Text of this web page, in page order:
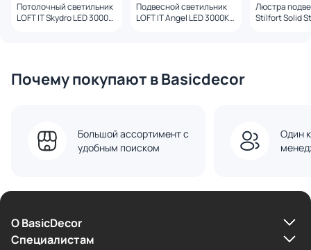
Потолочный светильник
LOFT IT Skydro LED 3000К
Подвесной светильник
LOFT IT Angel LED 3000К
Люстра
Stilfort Solid
Почему покупают в Basicdecor
Большой ассортимент с
удобным поиском
Один
О BasicDecor
Cпециалистам